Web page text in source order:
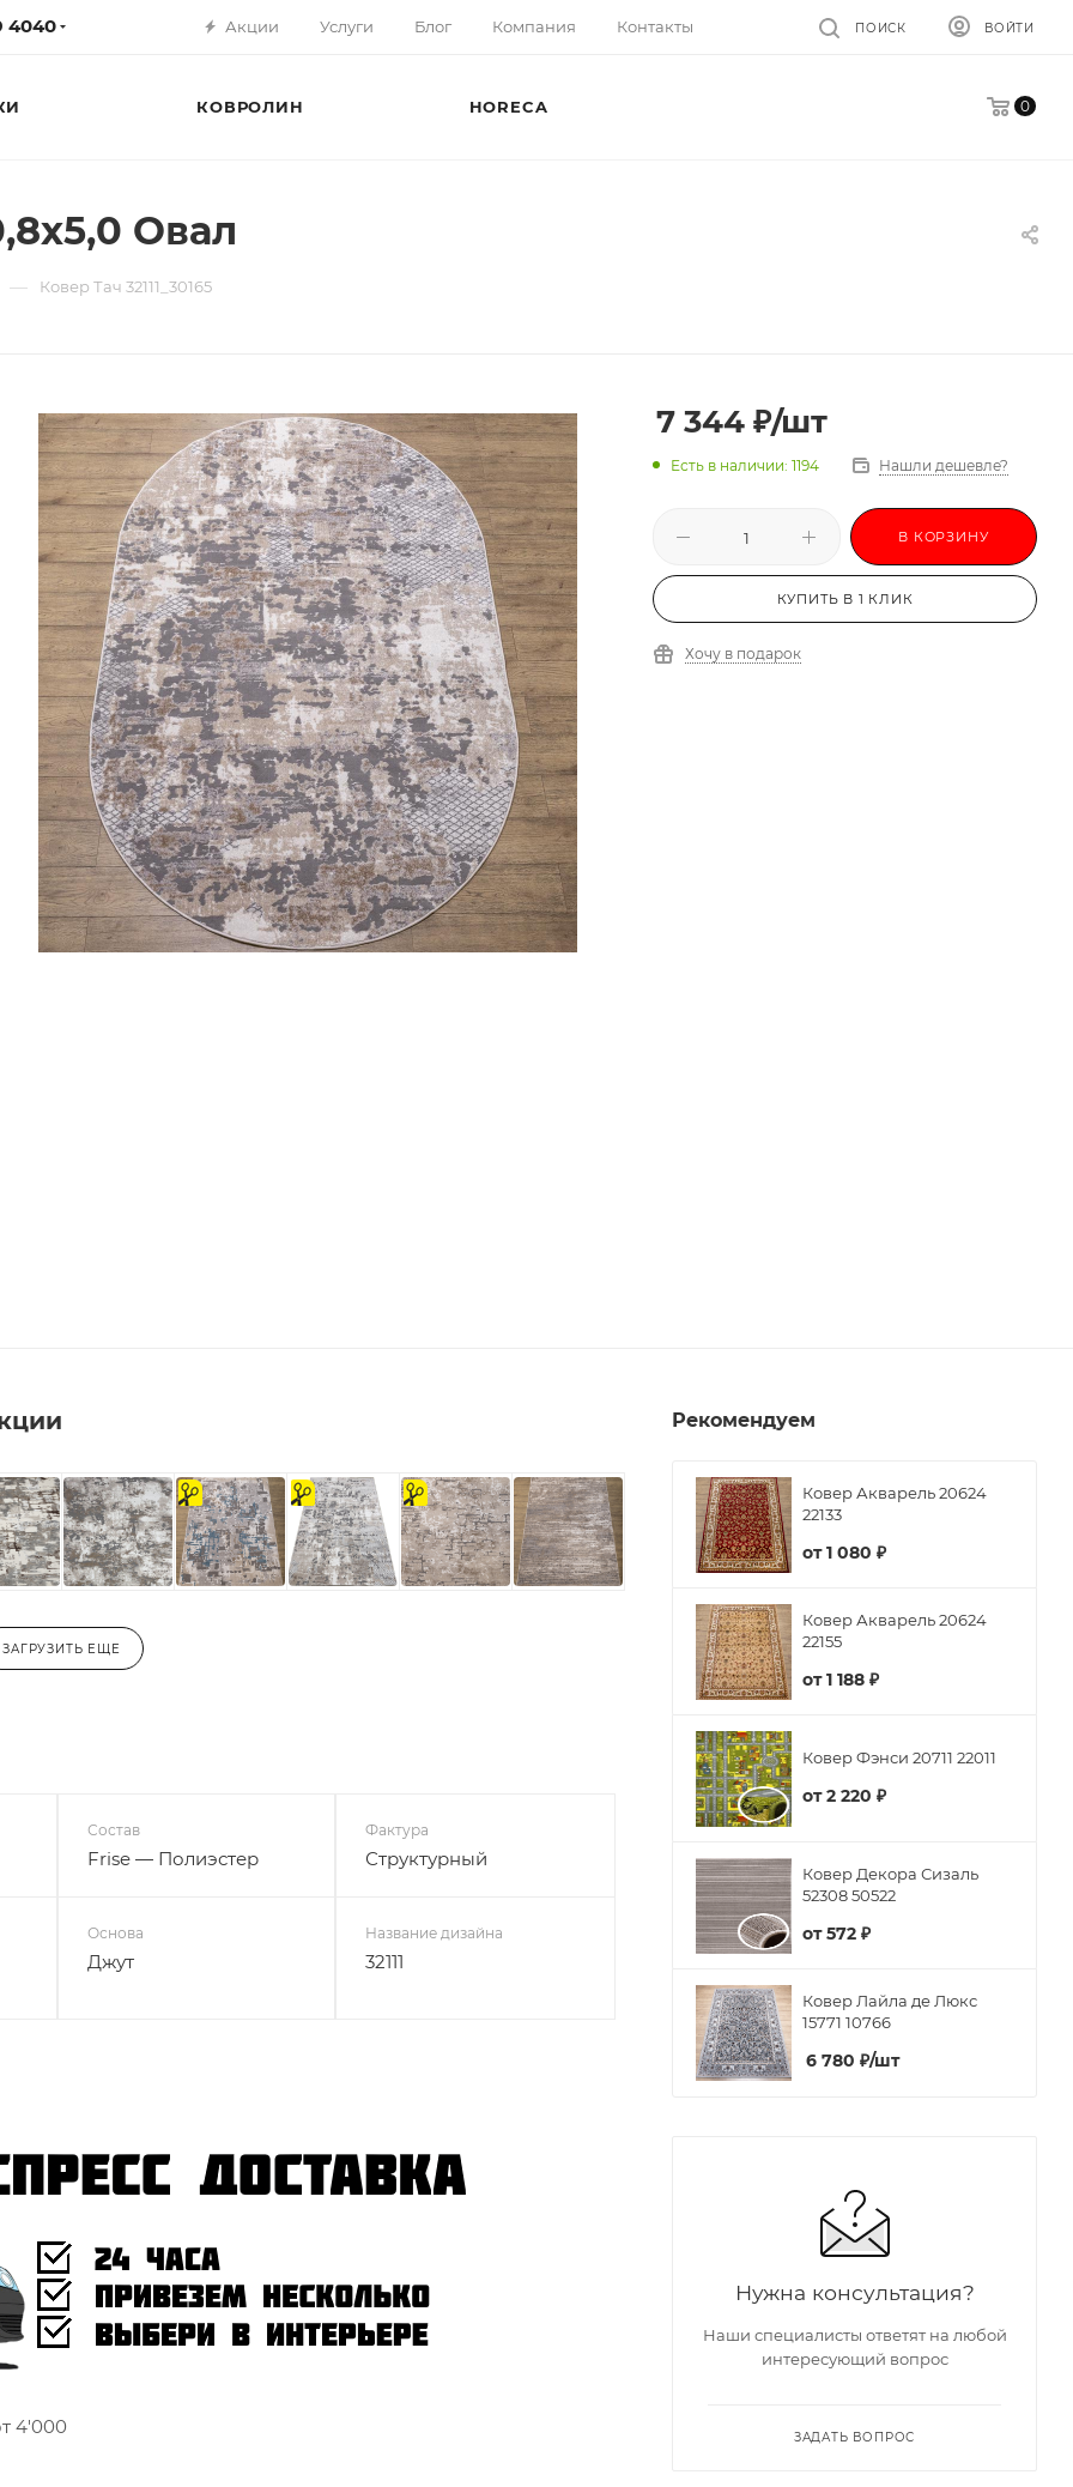
4040 Акции Услуги Блог Компания Контакты ВОЙТИ
ПОИСК
0
КОВРОЛИН HORECA
Овал
— Ковер Тач 32111_30165
7 344 ₽/шт
Есть в наличии: 1194 Нашли дешевле?
В КОРЗИНУ
КУПИТЬ В 1 КЛИК
Хочу в подарок
на
отрез
На
отрез
на
отрез
ЗАГРУЗИТЬ ЕЩЕ
Состав
Frise — Полиэстер
Фактура
Структурный
Основа
Джут
Название дизайна
32111
4'000
Рекомендуем
Ковер Акварель 20624
22133
от1 080 ₽
Ковер Акварель 20624
22155
от1 188 ₽
Ковер Фэнси 20711 22011
от2 220 ₽
Ковер Декора Сизаль
52308 50522
от572 ₽
Ковер Лайла де Люкс
15771 10766
6 780 ₽/шт
Нужна консультация?
Наши специалисты ответят на любой
интересующий вопрос
ЗАДАТЬ ВОПРОС